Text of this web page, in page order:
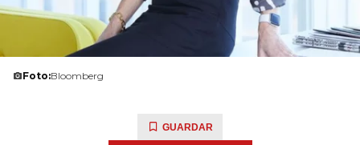
Foto:Bloomberg
GUARDAR